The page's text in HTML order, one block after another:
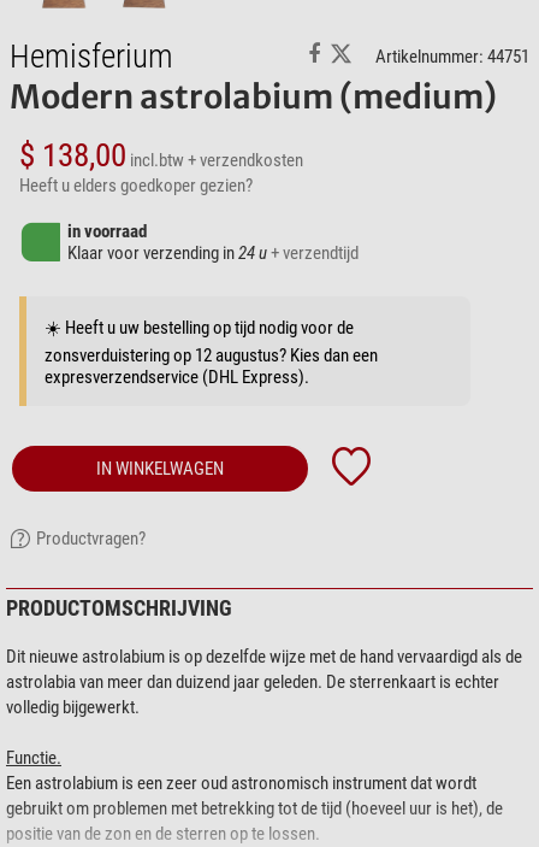
Hemisferium Artikelnummer: 44751
Modern astrolabium (medium)
$ 138,00 incl.btw+ verzendkosten
Heeft u elders goedkoper gezien?
in voorraad
Klaar voor verzending in24 u+ verzendtijd
☀️ Heeft u uw bestelling op tijd nodig voor de
zonsverduistering op 12 augustus? Kies dan een
expresverzendservice (DHL Express).
IN WINKELWAGEN
Productvragen?
PRODUCTOMSCHRIJVING
Dit nieuwe astrolabium is op dezelfde wijze met de hand vervaardigd als de
astrolabia van meer dan duizend jaar geleden. De sterrenkaart is echter
volledig bijgewerkt.
Functie.
Een astrolabium is een zeer oud astronomisch instrument dat wordt
gebruikt om problemen met betrekking tot de tijd (hoeveel uur is het), de
positie van de zon en de sterren op te lossen.